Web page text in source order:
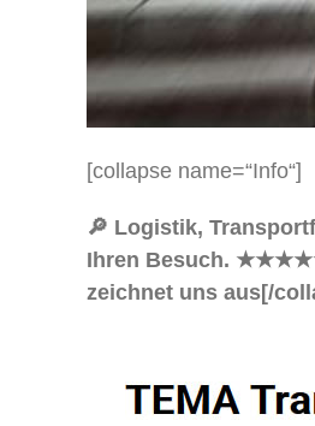
[collapse name=“Info“]
🔎 Logistik,
Ihren Besuch. ★★★★★
zeichnet uns aus[/